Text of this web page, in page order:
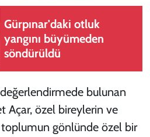
Gürpınar'daki otluk
yangını büyümeden
söndürüldü
bulunan
Açar, özel bireylerin ve
gönlünde özel bir